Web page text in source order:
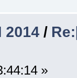
2014 /
»